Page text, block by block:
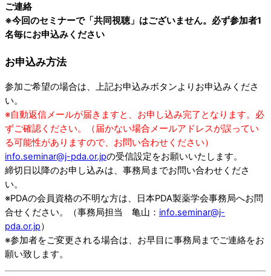
ご連絡
※今回のセミナーで「共同視聴」はございません。必ず参加者1
名毎にお申込みください
お申込み方法
参加ご希望の場合は、上記お申込みボタンよりお申込みくださ
い。
※自動返信メールが届きますと、お申し込み完了となります。必
ずご確認ください。（届かない場合メールアドレスが誤ってい
る可能性がありますので、お問い合わせください）
info.seminar@j-pda.or.jpの受信設定をお願いいたします。
締切日以降のお申し込みは、事務局までお問い合わせくださ
い。
※PDAの会員資格の不明な方は、日本PDA製薬学会事務局へお問
合せください。（事務局担当 亀山： info.seminar@j-
pda.or.jp）
※参加者をご変更される場合は、お早目に事務局までご連絡をお
願い致します。